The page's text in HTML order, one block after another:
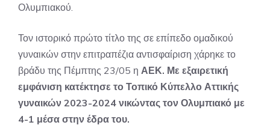
Ολυμπιακού.
Τον ιστορικό πρώτο τίτλο της σε επίπεδο ομαδικού
γυναικών στην επιτραπέζια αντισφαίριση χάρηκε το
βράδυ της Πέμπτης 23/05 η ΑΕΚ. Με εξαιρετική
εμφάνιση κατέκτησε το Τοπικό Κύπελλο Αττικής
γυναικών 2023-2024 νικώντας τον Ολυμπιακό με
4-1 μέσα στην έδρα του.